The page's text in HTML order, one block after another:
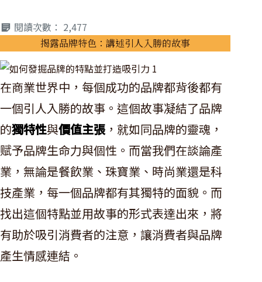
閱讀次數： 2,477
揭露品牌特色：講述引人入勝的故事
在商業世界中，每個成功的品牌都背後都有
一個引人入勝的故事。這個故事凝結了品牌
的獨特性與價值主張 ，就如同品牌的靈魂，
赋予品牌生命力與個性。而當我們在談論產
業，無論是餐飲業、珠寶業、時尚業還是科
技產業，每一個品牌都有其獨特的面貌。而
找出這個特點並用故事的形式表達出來，將
有助於吸引消費者的注意，讓消費者與品牌
產生情感連結。